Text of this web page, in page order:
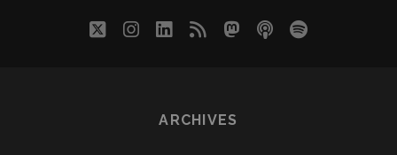
twitterinstagram
linkedin
rss mastodon
podcastspotify
ARCHIVES